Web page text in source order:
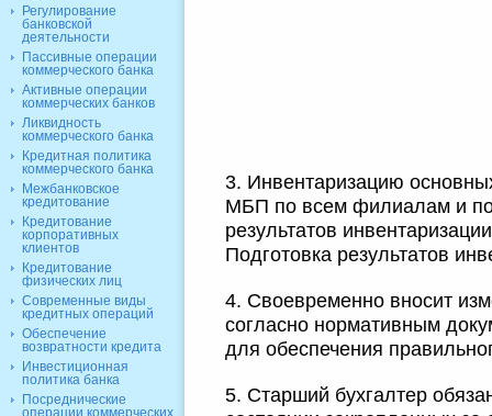
3. Инвентаризацию
МБП по всем филиалам и
результатов
Подготовка результатов
4. Своевременно вносит
согласно нормативным
для обеспечения
5. Старший бухгалтер
Регулирование
банковской
деятельности
Пассивные операции
коммерческого банка
Активные операции
коммерческих банков
Ликвидность
коммерческого банка
Кредитная политика
коммерческого банка
Межбанковское
кредитование
Кредитование
корпоративных
клиентов
Кредитование
физических лиц
Современные виды
кредитных операций
Обеспечение
возвратности кредита
Инвестиционная
политика банка
Посреднические
операции коммерческих